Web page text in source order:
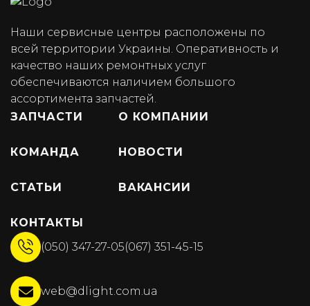
Наши сервисные центры расположены по
всей территории Украины. Оперативность и
качество наших ремонтных услуг
обеспечиваются наличием большого
ассортимента запчастей.
ЗАПЧАСТИ
О КОМПАНИИ
КОМАНДА НОВОСТИ
СТАТЬИ ВАКАНСИИ
КОНТАКТЫ
(050) 347-27-05(067) 351-45-15
web@dlight.com.ua